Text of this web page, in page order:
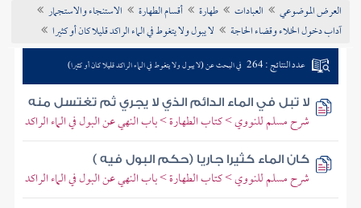
تراجم الأعلام
العرض الموضوعي العبادات طهارة أقسام الطهارة
الاستنجاء والاستجمار
آداب دخول الخلاء وقضاء الحاجة
لا يبول ولا يتغوط في الماء الراكد قليلا كان أو كثيرا
عدد النتائج : 264 في البحث عن (لا يبول ولا يتغوط في الماء الراكد قليلا كان أو كثيرا)
لا تبل في الماء الدائم الذي لا يجري ثم تغتسل منه
شرح مسلم للنووي > كتاب الطهارة > باب النهي عن البول في الماء الراكد
كان الماء كثيرا جاريا (حكم البول فيه )
شرح مسلم للنووي > كتاب الطهارة > باب النهي عن البول في الماء الراكد